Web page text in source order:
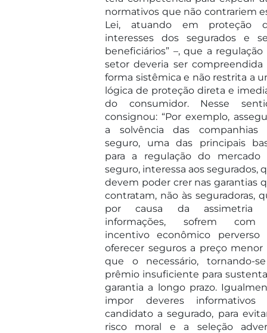
normativos que não contrariem
Lei, atuando em proteção
interesses dos segurados e
beneficiários” –, que a regulação
setor deveria ser compreendida
forma sistêmica e não restrita a
lógica de proteção direta e
do consumidor. Nesse
consignou: “Por exemplo,
a solvência das companhias
seguro, uma das principais
para a regulação do mercado
seguro, interessa aos segurados,
devem poder crer nas garantias
contratam, não às seguradoras,
por causa da assimetria
informações, sofrem
incentivo econômico perverso
oferecer seguros a preço menor
que o necessário, tornando-
prêmio insuficiente para
garantia a longo prazo.
impor deveres informativos
candidato a segurado, para
risco moral e a seleção